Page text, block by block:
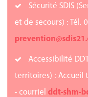
Sécurité SDIS
et de secours) : Tél.
Accessibilité
territoires) : Accueil
- courriel ddt-shm-